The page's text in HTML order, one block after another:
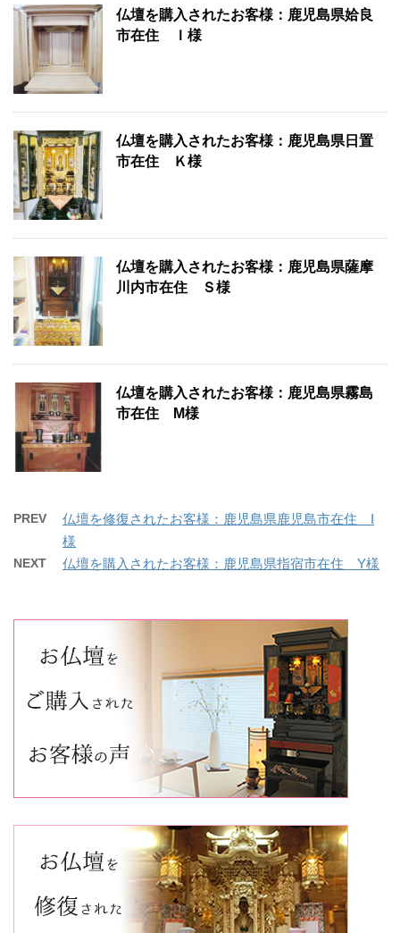
仏壇を購入されたお客様：鹿児島県姶良
市在住 Ｉ様
仏壇を購入されたお客様：鹿児島県日置
市在住 Ｋ様
仏壇を購入されたお客様：鹿児島県薩摩
川内市在住 Ｓ様
仏壇を購入されたお客様：鹿児島県霧島
市在住 M様
PREV
仏壇を修復されたお客様：鹿児島県鹿児島市在住 I
様
NEXT 仏壇を購入されたお客様：鹿児島県指宿市在住 Y様